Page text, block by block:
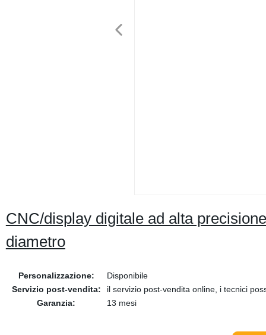
CNC/display digitale ad alta
diametro
Personalizzazione:
Disponibile
Servizio post-vendita:
il servizio post-vendita online, i tecnici
Garanzia:
13 mesi